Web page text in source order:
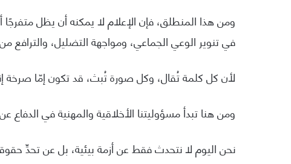
ومن هذا المنطلق، فإن الإعلام لا يمكنه أن يظل متفرجًا
في تنوير الوعي الجماعي، ومواجهة التضليل، والترافع
لأن كل كلمة تُقال، وكل صورة تُبث، قد تكون إمّا صرخة
ومن هنا تبدأ مسؤوليتنا الأخلاقية والمهنية في
نحن اليوم لا نتحدث فقط عن أزمة بيئية، بل عن تحدٍّ